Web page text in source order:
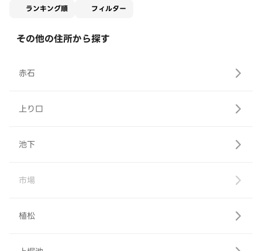
ランキング順 フィルター
その他の住所から探す
赤石
上り口
池下
市場
植松